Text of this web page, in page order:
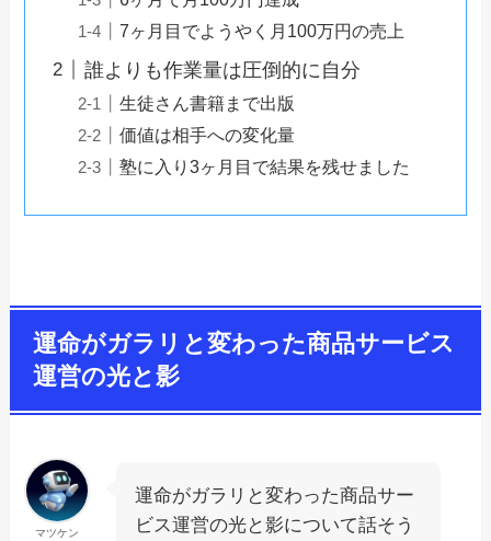
7ヶ月目でようやく月100万円の売上
誰よりも作業量は圧倒的に自分
生徒さん書籍まで出版
価値は相手への変化量
塾に入り3ヶ月目で結果を残せました
運命がガラリと変わった商品サービス
運営の光と影
マツケン
運命がガラリと変わった商品サー
ビス運営の光と影について話そう